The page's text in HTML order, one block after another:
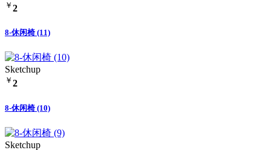
￥ 2
8-休闲椅 (11)
Sketchup
￥ 2
8-休闲椅 (10)
Sketchup